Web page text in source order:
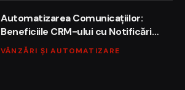
Automatizarea Comunicațiilor:
Beneficiile CRM-ului cu Notificări
Automate
VÂNZĂRI ȘI AUTOMATIZARE